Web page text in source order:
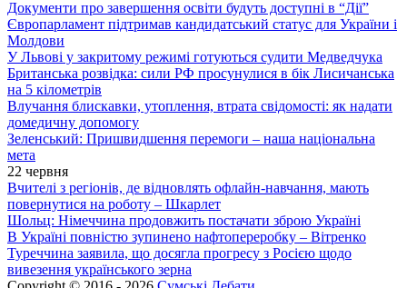
Документи про завершення освіти будуть доступні в “Дії”
Європарламент підтримав кандидатський статус для України і
Молдови
У Львові у закритому режимі готуються судити Медведчука
Британська розвідка: сили РФ просунулися в бік Лисичанська
на 5 кілометрів
Влучання блискавки, утоплення, втрата свідомості: як надати
домедичну допомогу
Зеленський: Пришвидшення перемоги – наша національна
мета
22 червня
Вчителі з регіонів, де відновлять офлайн-навчання, мають
повернутися на роботу – Шкарлет
Шольц: Німеччина продовжить постачати зброю Україні
В Україні повністю зупинено нафтопереробку – Вітренко
Туреччина заявила, що досягла прогресу з Росією щодо
вивезення українського зерна